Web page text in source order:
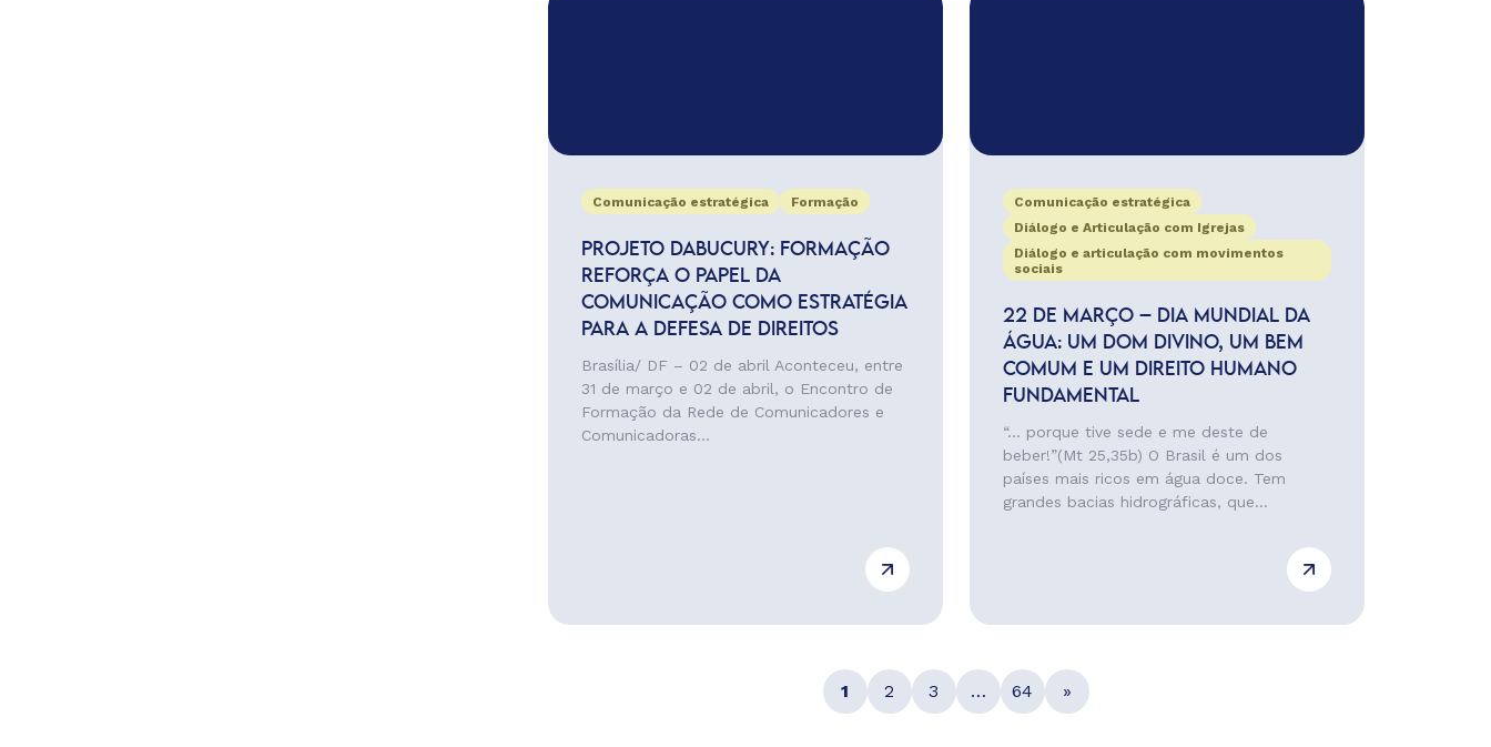
Comunicação estratégica Formação
PROJETO DABUCURY: FORMAÇÃO
REFORÇA O PAPEL DA
COMUNICAÇÃO COMO ESTRATÉGIA
PARA A DEFESA DE DIREITOS
Brasília/ DF – 02 de abril Aconteceu, entre
31 de março e 02 de abril, o Encontro de
Formação da Rede de Comunicadores e
Comunicadoras...
Comunicação estratégica
Diálogo e Articulação com Igrejas
Diálogo e articulação com movimentos
sociais
22 DE MARÇO – DIA MUNDIAL DA
ÁGUA: UM DOM DIVINO, UM BEM
COMUM E UM DIREITO HUMANO
FUNDAMENTAL
“… porque tive sede e me deste de
beber!”(Mt 25,35b) O Brasil é um dos
países mais ricos em água doce. Tem
grandes bacias hidrográficas, que...
1 2 3 … 64 »